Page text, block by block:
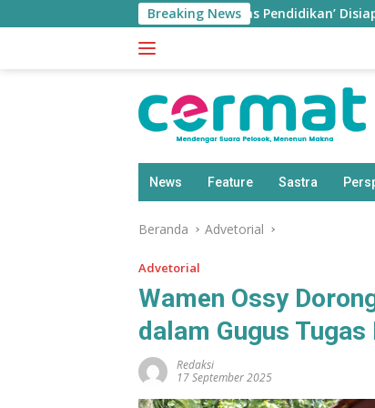
ke
Breaking News
Aplikasi ‘Teras Pendidikan’ Disiapkan
News Feature Sastra
Beranda Advetorial
Advetorial
Wamen Ossy
dalam Gugus
Redaksi
17 September 2025